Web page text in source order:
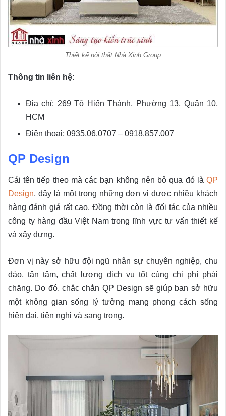
Thiết kế nội thất Nhà Xinh Group
Thông tin liên hệ:
Địa chỉ: 269 Tô Hiến Thành, Phường 13, Quận 10,
HCM
Điện thoại: 0935.06.0707 – 0918.857.007
QP Design
Cái tên tiếp theo mà các bạn không nên bỏ qua đó là QP
Design, đây là một trong những đơn vị được nhiều khách
hàng đánh giá rất cao. Đồng thời còn là đối tác của nhiều
công ty hàng đầu Việt Nam trong lĩnh vực tư vấn thiết kế
và xây dựng.
Đơn vị này sở hữu đội ngũ nhân sự chuyên nghiệp, chu
đáo, tận tâm, chất lượng dịch vụ tốt cùng chi phí phải
chăng. Do đó, chắc chắn QP Design sẽ giúp bạn sở hữu
một không gian sống lý tưởng mang phong cách sống
hiện đại, tiện nghi và sang trọng.